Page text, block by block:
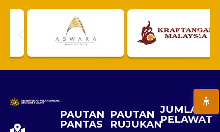
PAUTAN
PANTAS
PAUTAN
RUJUKAN
JUMLAH
PELAWAT